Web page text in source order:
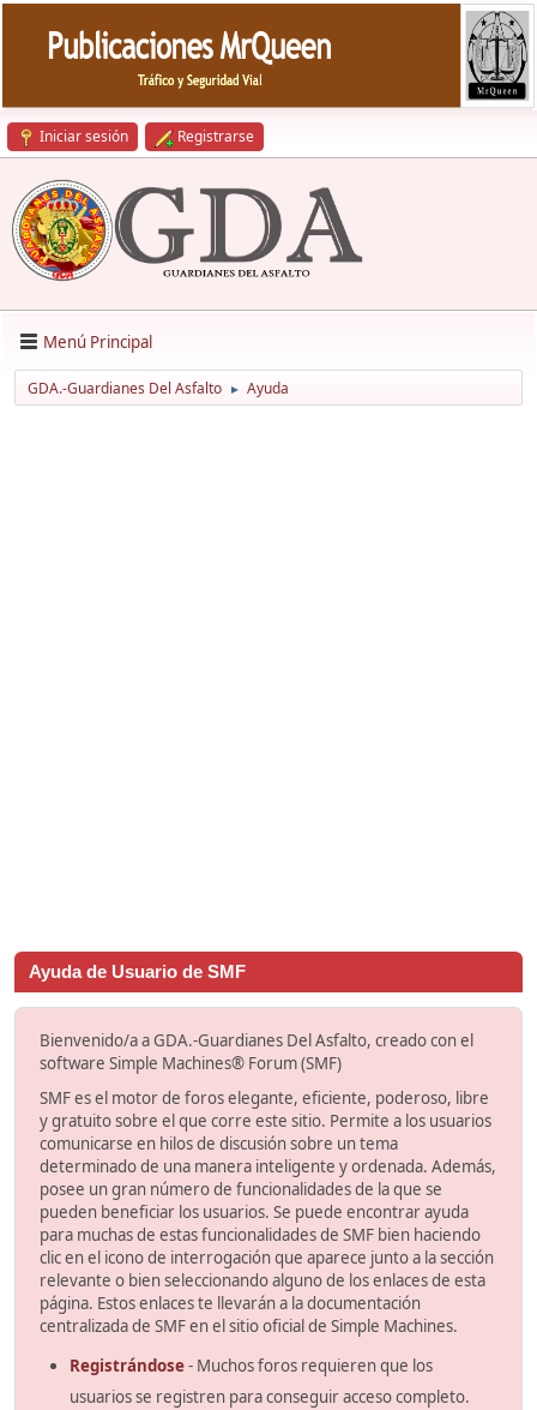
Iniciar sesión Registrarse
Menú Principal
GDA.-Guardianes Del Asfalto ► Ayuda
Ayuda de Usuario de SMF
Bienvenido/a a GDA.-Guardianes Del Asfalto, creado con el
software Simple Machines® Forum (SMF)
SMF es el motor de foros elegante, eficiente, poderoso, libre
y gratuito sobre el que corre este sitio. Permite a los usuarios
comunicarse en hilos de discusión sobre un tema
determinado de una manera inteligente y ordenada. Además,
posee un gran número de funcionalidades de la que se
pueden beneficiar los usuarios. Se puede encontrar ayuda
para muchas de estas funcionalidades de SMF bien haciendo
clic en el icono de interrogación que aparece junto a la sección
relevante o bien seleccionando alguno de los enlaces de esta
página. Estos enlaces te llevarán a la documentación
centralizada de SMF en el sitio oficial de Simple Machines.
Registrándose- Muchos foros requieren que los
usuarios se registren para conseguir acceso completo.